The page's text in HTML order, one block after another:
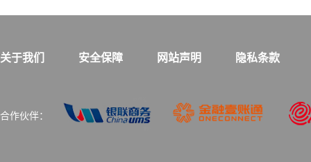
关于我们 安全保障 网站声明 隐私条款
合作伙伴：